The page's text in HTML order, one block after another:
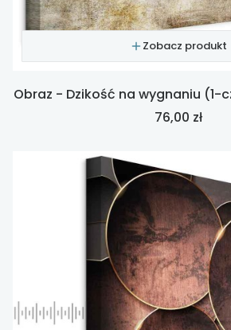
Zobacz produkt
Obraz - Dzikość na wygnaniu (1-
Cena
76,00 zł